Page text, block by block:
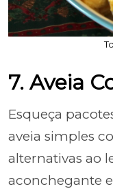
7. Aveia
Esqueça
aveia simples
alternativas ao
aconchegante